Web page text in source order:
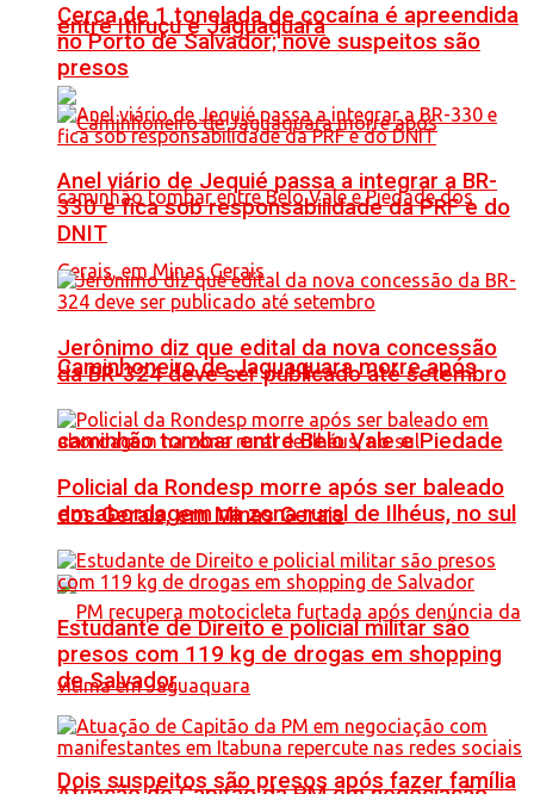
entre Itiruçu e Jaguaquara
Caminhoneiro de Jaguaquara morre após
caminhão tombar entre Belo Vale e Piedade
dos Gerais, em Minas Gerais
Dois suspeitos são presos após fazer família
Cerca de 1 tonelada de cocaína é apreendida
no Porto de Salvador; nove suspeitos são
presos
Anel viário de Jequié passa a integrar a BR-
330 e fica sob responsabilidade da PRF e do
DNIT
Jerônimo diz que edital da nova concessão
da BR-324 deve ser publicado até setembro
Policial da Rondesp morre após ser baleado
em abordagem na zona rural de Ilhéus, no sul
Estudante de Direito e policial militar são
presos com 119 kg de drogas em shopping
de Salvador